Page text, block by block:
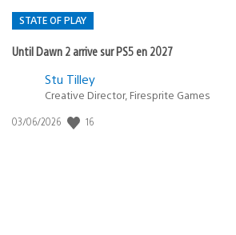
STATE OF PLAY
Until Dawn 2 arrive sur PS5 en 2027
Postée
:
Stu Tilley
Creative Director, Firesprite Games
Date
03/06/2026 16